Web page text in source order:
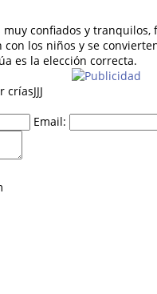
muy confiados y
los niños y se
es la elección correcta.
Email: